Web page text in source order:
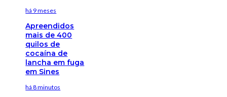
há 9 meses
Apreendidos
mais de 400
quilos de
cocaína de
lancha em fuga
em Sines
há 8 minutos